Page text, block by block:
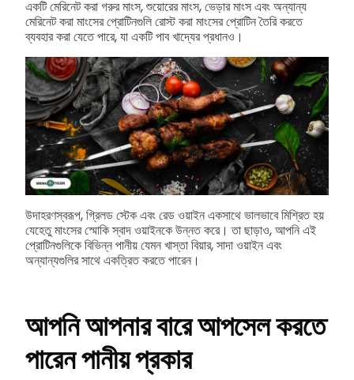
একটি মেরিনেট করা গরুর মাংস, শুয়োরের মাংস, ভেড়ার মাংস এবং অন্যান্য
মেরিনেট করা মাংসের প্রোটিনগুলি রোস্ট করা মাংসের প্রোটিন তৈরি করতে
ব্যবহার করা যেতে পারে, যা একটি পাব খাদ্যের প্রধানও।
উদাহরণস্বরূপ, গ্রিলড স্টেক এবং রেড ওয়াইন একসাথে ভালভাবে মিশ্রিত হয়
যেহেতু মাংসের স্মোকি স্বাদ ওয়াইনকে উন্নত করে। তা ছাড়াও, আপনি এই
প্রোটিনগুলিকে বিভিন্ন পানীয় যেমন খাস্তা বিয়ার, সাদা ওয়াইন এবং
অন্যান্যগুলির সাথে একত্রিত করতে পারেন।
আপনি আপনার বারে আপসেল করতে
পারেন পানীয় প্রকার